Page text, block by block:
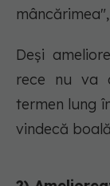
Deși
rece nu va
termen lung
vindecă